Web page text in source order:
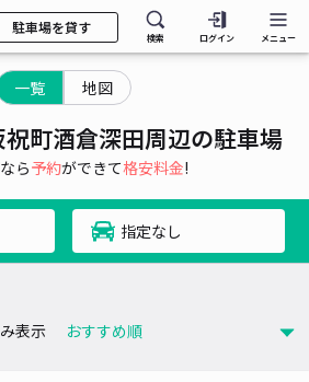
駐車場を貸す
検索 ログイン メニュー
一覧 地図
町酒倉深田周辺の駐車場
ら予約ができて格安料金!
指定なし
表示